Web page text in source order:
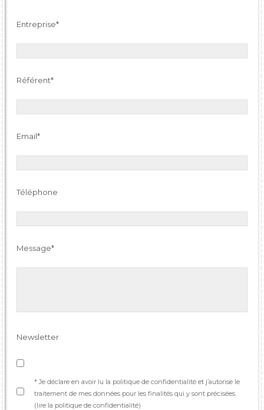
Entreprise*
Référent*
Email*
Téléphone
Message*
Newsletter
* Je déclare en avoir lu la politique de confidentialité et j’autorise le
traitement de mes données pour les finalités qui y sont précisées.
(lire la politique de confidentialité)